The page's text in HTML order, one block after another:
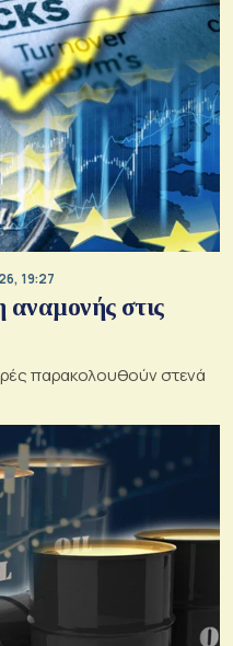
19:27
αναμονής στις
παρακολουθούν στενά